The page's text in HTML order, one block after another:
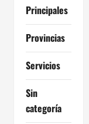
Principales
Provincias
Servicios
Sin
categoría